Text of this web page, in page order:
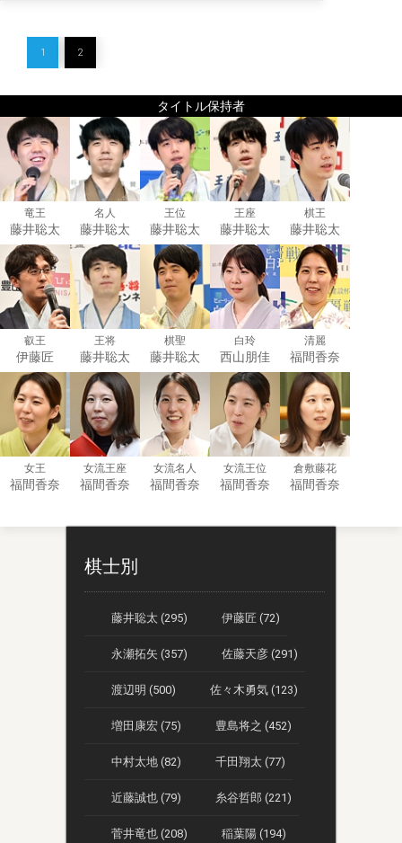
1 2
タイトル保持者
竜王
藤井聡太
名人
藤井聡太
王位
藤井聡太
王座
藤井聡太
棋王
藤井聡太
叡王
伊藤匠
王将
藤井聡太
棋聖
藤井聡太
白玲
西山朋佳
清麗
福間香奈
女王
福間香奈
女流王座
福間香奈
女流名人
福間香奈
女流王位
福間香奈
倉敷藤花
福間香奈
棋士別
藤井聡太 (295) 伊藤匠 (72)
永瀬拓矢 (357) 佐藤天彦 (291)
渡辺明 (500) 佐々木勇気 (123)
増田康宏 (75) 豊島将之 (452)
中村太地 (82) 千田翔太 (77)
近藤誠也 (79) 糸谷哲郎 (221)
菅井竜也 (208) 稲葉陽 (194)